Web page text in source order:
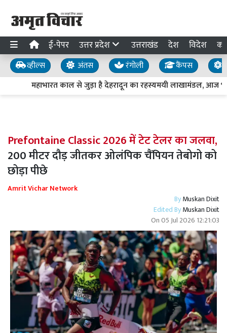
ई-पेपर उत्तर प्रदेश उत्तराखंड देश विदेश
व्हील्स अंतस रंगोली कैंपस
महाभारत काल से जुड़ा है देहरादून का रहस्यमयी लाखामंडल, आज
Prefontaine Classic 2026 में टेट टेलर का जलवा,
200 मीटर दौड़ जीतकर ओलंपिक चैंपियन तेबोगो को
छोड़ा पीछे
Amrit Vichar Network
ByMuskan Dixit
Edited ByMuskan Dixit
On05 Jul 2026 12:21:03